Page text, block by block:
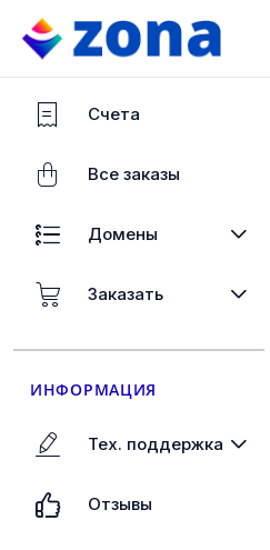
Счета
Все заказы
Домены
Заказать
ИНФОРМАЦИЯ
Тех. поддержка
Отзывы